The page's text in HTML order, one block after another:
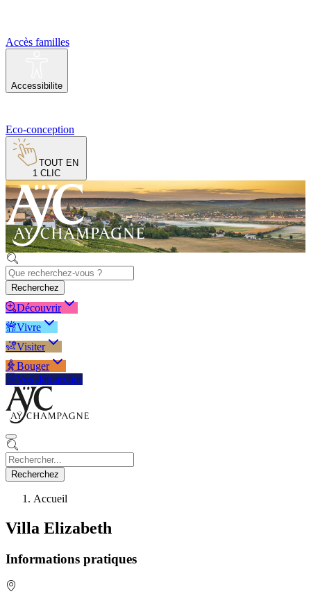
Accès familles
Accessibilite
Eco-conception
TOUT EN
1 CLIC
Recherchez
Découvrir
Vivre
Visiter
Bouger
Vos démarches
Recherchez
Accueil
Villa Elizabeth
Informations pratiques